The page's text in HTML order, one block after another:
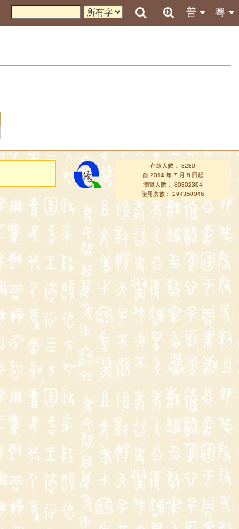
粵
普
在線人數： 3280
自 2014 年 7 月 8 日起
瀏覽人數： 80302304
使用次數： 294350046